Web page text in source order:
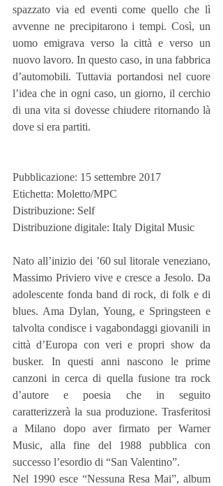
spazzato via ed eventi come quello che lì
avvenne ne precipitarono i tempi. Così, un
uomo emigrava verso la città e verso un
nuovo lavoro. In questo caso, in una fabbrica
d’automobili. Tuttavia portandosi nel cuore
l’idea che in ogni caso, un giorno, il cerchio
di una vita si dovesse chiudere ritornando là
dove si era partiti.
Pubblicazione: 15 settembre 2017
Etichetta: Moletto/MPC
Distribuzione: Self
Distribuzione digitale: Italy Digital Music
Nato all’inizio dei ’60 sul litorale veneziano,
Massimo Priviero vive e cresce a Jesolo. Da
adolescente fonda band di rock, di folk e di
blues. Ama Dylan, Young, e Springsteen e
talvolta condisce i vagabondaggi giovanili in
città d’Europa con veri e propri show da
busker. In questi anni nascono le prime
canzoni in cerca di quella fusione tra rock
d’autore e poesia che in seguito
caratterizzerà la sua produzione. Trasferitosi
a Milano dopo aver firmato per Warner
Music, alla fine del 1988 pubblica con
successo l’esordio di “San Valentino”.
Nel 1990 esce “Nessuna Resa Mai”, album